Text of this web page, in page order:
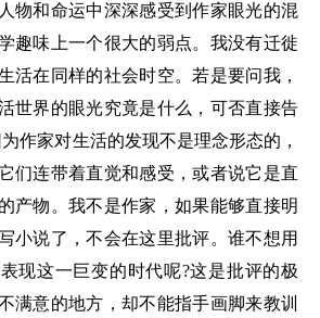
物和命运中深深感受到作家眼光的混
趣味上一个很大的弱点。我没有迁徙
活在同样的社会时空。若是要问我，
世界的眼光究竟是什么，可否直接告
作家对生活的发现不是理念形态的，
们连带着直觉和感受，或者说它是直
产物。我不是作家，如果能够直接明
小说了，不会在这里批评。谁不想用
现这一巨变的时代呢?这是批评的极
满意的地方，却不能指手画脚来教训